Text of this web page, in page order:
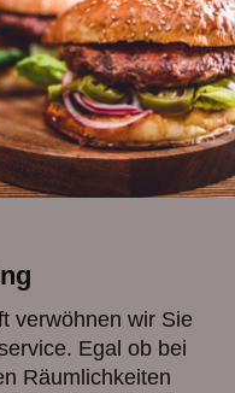
verwöhnen wir Sie
Egal ob bei
Räumlichkeiten